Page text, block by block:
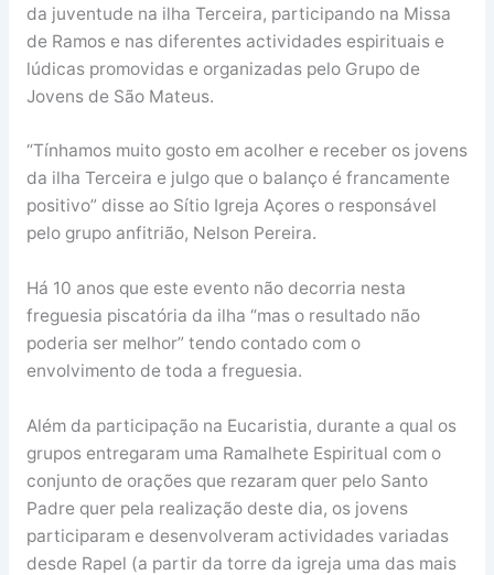
da juventude na ilha Terceira, participando na Missa
de Ramos e nas diferentes actividades espirituais e
lúdicas promovidas e organizadas pelo Grupo de
Jovens de São Mateus.
“Tínhamos muito gosto em acolher e receber os jovens
da ilha Terceira e julgo que o balanço é francamente
positivo” disse ao Sítio Igreja Açores o responsável
pelo grupo anfitrião, Nelson Pereira.
Há 10 anos que este evento não decorria nesta
freguesia piscatória da ilha “mas o resultado não
poderia ser melhor” tendo contado com o
envolvimento de toda a freguesia.
Além da participação na Eucaristia, durante a qual os
grupos entregaram uma Ramalhete Espiritual com o
conjunto de orações que rezaram quer pelo Santo
Padre quer pela realização deste dia, os jovens
participaram e desenvolveram actividades variadas
desde Rapel (a partir da torre da igreja uma das mais